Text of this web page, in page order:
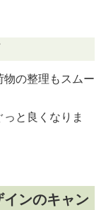
の整理もスムー
と良くなりま
ンのキャン